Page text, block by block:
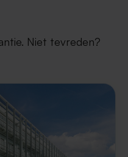
Niet tevreden?